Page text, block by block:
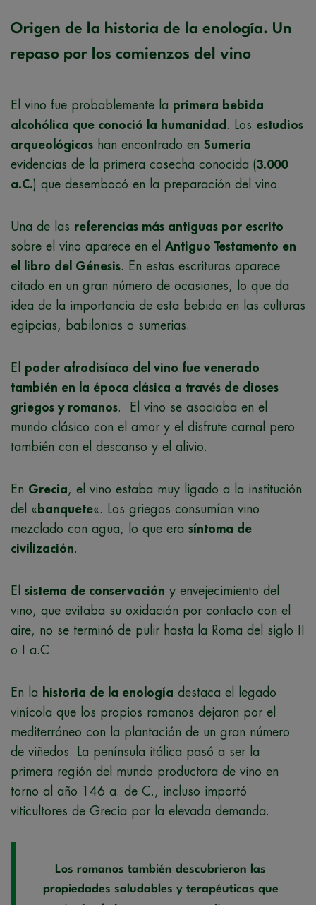
Origen de la historia de la enología. Un
repaso por los comienzos del vino
El vino fue probablemente la primera bebida
alcohólica que conoció la humanidad . Los estudios
arqueológicos han encontrado en Sumeria
evidencias de la primera cosecha conocida (3.000
a.C.) que desembocó en la preparación del vino.
Una de las referencias más antiguas por escrito
sobre el vino aparece en el Antiguo Testamento en
el libro del Génesis. En estas escrituras aparece
citado en un gran número de ocasiones, lo que da
idea de la importancia de esta bebida en las culturas
egipcias, babilonias o sumerias.
El poder afrodisíaco del vino fue venerado
también en la época clásica a través de dioses
griegos y romanos. El vino se asociaba en el
mundo clásico con el amor y el disfrute carnal pero
también con el descanso y el alivio.
En Grecia, el vino estaba muy ligado a la institución
del « banquete«. Los griegos consumían vino
mezclado con agua, lo que era síntoma de
civilización.
El sistema de conservación y envejecimiento del
vino, que evitaba su oxidación por contacto con el
aire, no se terminó de pulir hasta la Roma del siglo II
o I a.C.
En la historia de la enología destaca el legado
vinícola que los propios romanos dejaron por el
mediterráneo con la plantación de un gran número
de viñedos. La península itálica pasó a ser la
primera región del mundo productora de vino en
torno al año 146 a. de C., incluso importó
viticultores de Grecia por la elevada demanda.
Los romanos también descubrieron las
propiedades saludables y terapéuticas que